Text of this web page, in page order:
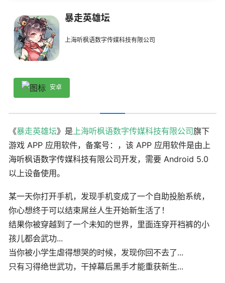
暴走英雄坛
上海听枫语数字传媒科技有限公司
安卓
《暴走英雄坛》是 上海听枫语数字传媒科技有限公司旗下
游戏 APP 应用软件，备案号：，该 APP 应用软件是由上
海听枫语数字传媒科技有限公司开发，需要 Android 5.0
以上设备使用。
某一天你打开手机，发现手机变成了一个自助投胎系统，
你心想终于可以结束屌丝人生开始新生活了！
结果你被穿越到了一个未知的世界，里面连穿开裆裤的小
孩儿都会武功...
当你被小学生虐得想哭的时候，发现你回不去了...
只有习得绝世武功，干掉幕后黑手才能重获新生...